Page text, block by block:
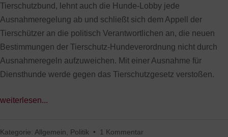
Tierschutzbund, lehnt auch die Hunde-Lobby jede
Ausnahmeregelung ab und schließt sich dem Appell der
Tierschützer an die politisch Verantwortlichen an, die neuen
Bestimmungen der Tierschutz-Hundeverordnung nicht durch
Ausnahmeregeln aufzuweichen. Mit einer Ausnahme für
Diensthunde werde gegen das Tierschutzgesetz verstoßen.
weiterlesen...
Kategorie: Allgemein, Politik • 1 Kommentar